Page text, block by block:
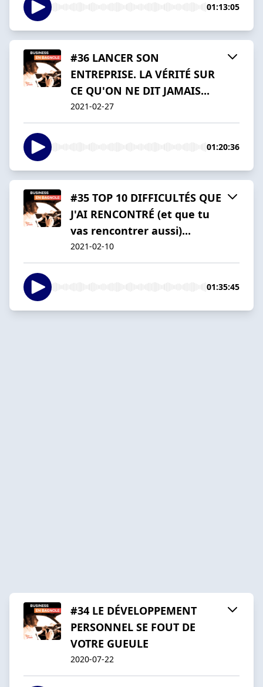
01:13:05
#36 LANCER SON
ENTREPRISE. LA VÉRITÉ SUR
CE QU'ON NE DIT JAMAIS...
2021-02-27
01:20:36
#35 TOP 10 DIFFICULTÉS QUE
J'AI RENCONTRÉ (et que tu
vas rencontrer aussi)...
2021-02-10
01:35:45
#34 LE DÉVELOPPEMENT
PERSONNEL SE FOUT DE
VOTRE GUEULE
2020-07-22